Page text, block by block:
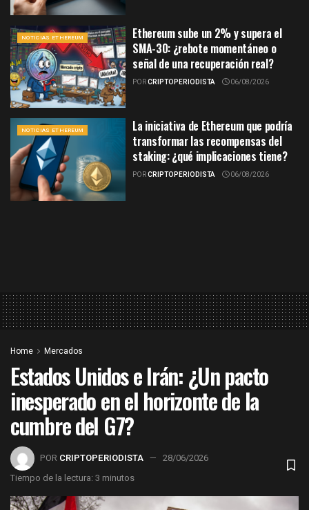
NOTICIAS ETHEREUM
Ethereum sube un 2% y supera el
SMA-30: ¿rebote momentáneo o
señal de una recuperación real?
PORCRIPTOPERIODISTA 06/08/2026
NOTICIAS ETHEREUM
La iniciativa de Ethereum que podría
transformar las recompensas del
staking: ¿qué implicaciones tiene?
PORCRIPTOPERIODISTA 06/08/2026
Home Mercados
Estados Unidos e Irán: ¿Un pacto
inesperado en el horizonte de la
cumbre del G7?
POR CRIPTOPERIODISTA
28/06/2026
Tiempo de la lectura: 3 minutos